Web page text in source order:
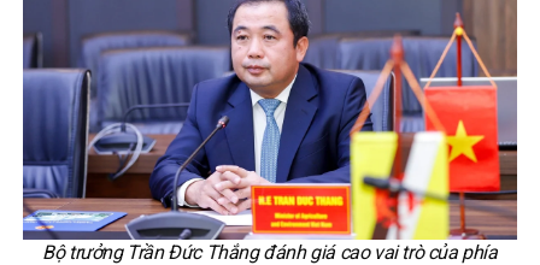
Bộ trưởng Trần Đức Thắng đánh giá cao vai trò của phía